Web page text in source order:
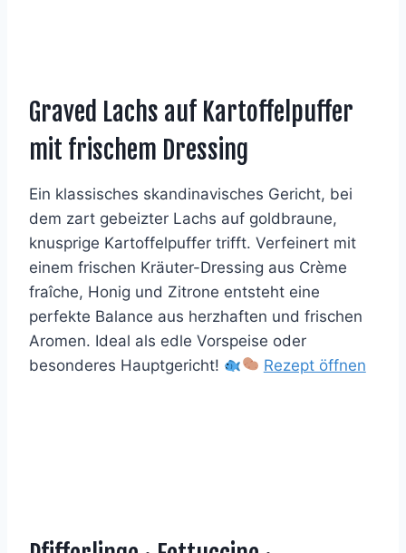
Graved Lachs auf Kartoffelpuffer
mit frischem Dressing
Ein klassisches skandinavisches Gericht, bei
dem zart gebeizter Lachs auf goldbraune,
knusprige Kartoffelpuffer trifft. Verfeinert mit
einem frischen Kräuter-Dressing aus Crème
fraîche, Honig und Zitrone entsteht eine
perfekte Balance aus herzhaften und frischen
Aromen. Ideal als edle Vorspeise oder
besonderes Hauptgericht!
Rezept öffnen